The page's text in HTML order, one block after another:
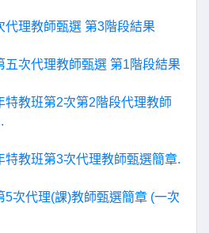
代理教師甄選 第3階段結果
五次代理教師甄選 第1階段結果
特教班第2次第2階段代理教師
特教班第3次代理教師甄選簡章.
5次代理(課)教師甄選簡章 (一次